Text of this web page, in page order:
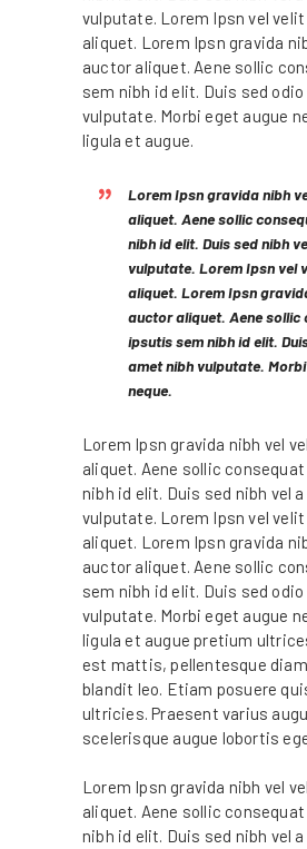
vulputate. Lorem Ipsn vel
aliquet. Lorem Ipsn gravida
auctor aliquet. Aene sollic
sem nibh id elit. Duis sed
vulputate. Morbi eget augue
ligula et augue.
Lorem Ipsn gravida nibh
aliquet. Aene sollic
nibh id elit. Duis sed nibh
vulputate. Lorem Ipsn vel
aliquet. Lorem Ipsn
auctor aliquet. Aene sollic
ipsutis sem nibh id elit.
amet nibh vulputate.
neque.
Lorem Ipsn gravida nibh vel
aliquet. Aene sollic
nibh id elit. Duis sed nibh vel
vulputate. Lorem Ipsn vel
aliquet. Lorem Ipsn gravida
auctor aliquet. Aene sollic
sem nibh id elit. Duis sed
vulputate. Morbi eget augue
ligula et augue pretium
est mattis, pellentesque
blandit leo. Etiam posuere
ultricies. Praesent varius
scelerisque augue lobortis
Lorem Ipsn gravida nibh vel
aliquet. Aene sollic
nibh id elit. Duis sed nibh vel